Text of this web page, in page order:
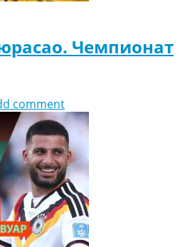
Чемпионат
comment